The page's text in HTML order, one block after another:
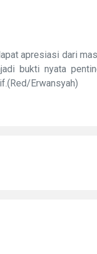
apresiasi dari
bukti nyata
Erwansyah)